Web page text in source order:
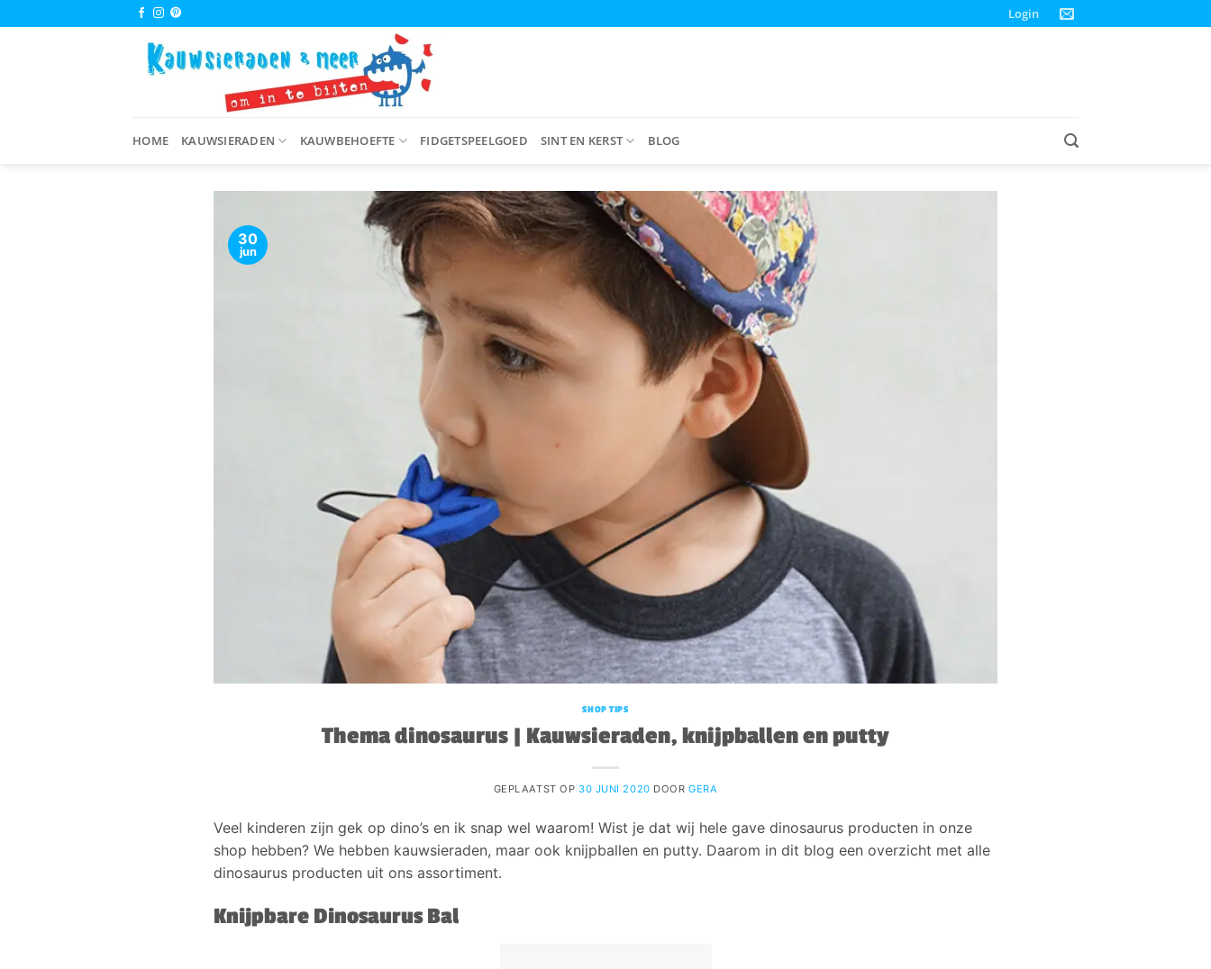
naar
Login
HOME KAUWSIERADEN KAUWBEHOEFTE FIDGETSPEELGOED SINT EN KERST BLOG
30
jun
SHOP TIPS
Thema dinosaurus | Kauwsieraden, knijpballen en putty
GEPLAATST OP 30 JUNI 2020 DOORGERA
Veel kinderen zijn gek op dino’s en ik snap wel waarom! Wist je dat wij hele gave dinosaurus producten in onze
shop hebben? We hebben kauwsieraden, maar ook knijpballen en putty. Daarom in dit blog een overzicht met alle
dinosaurus producten uit ons assortiment.
Knijpbare Dinosaurus Bal